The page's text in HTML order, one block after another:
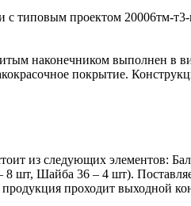
с типовым проектом 20006тм-
наконечником выполнен в
покрытие.
из следующих
Шайба 36 – 4 шт).
проходит выходной